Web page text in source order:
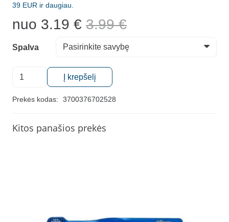
39 EUR ir daugiau.
nuo 3.19 € 3.99€
Spalva
produkto
Dantų
vaikams
Recyclette
Į krepšelį
Prekės kodas: 3700376702528
Kitos panašios prekės